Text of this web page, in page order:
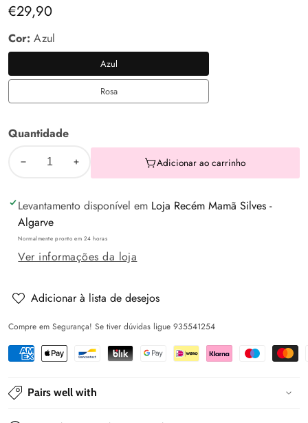
Preço
normal
€29,90
Cor: Azul
Azul
Azul
Rosa
Quantidade
Diminuir
quantidade
de
Almofada
de
com
-
Mickey
quantidade
Almofada
de
com
-
Mickey
Adicionar ao carrinho
Levantamento disponível em Loja Recém Mamã Silves -
Algarve
Normalmente pronto em 24 horas
Ver informações da loja
Adicionar à lista de desejos
Compre em Segurança! Se tiver dúvidas ligue 935541254
Pairs well with